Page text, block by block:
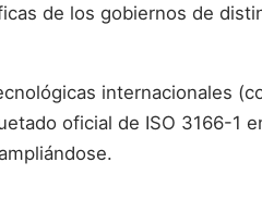
de los gobiernos de
internacionales
oficial de ISO 3166-1